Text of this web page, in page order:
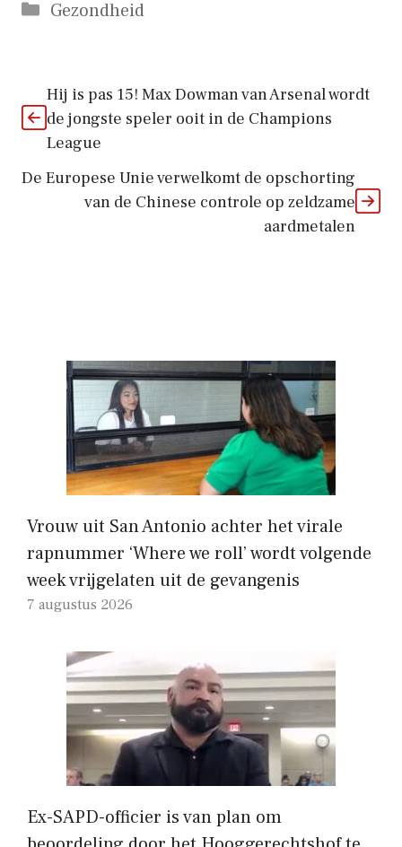
Categorieën
Gezondheid
Hij is pas 15! Max Dowman van Arsenal wordt
de jongste speler ooit in de Champions
League
De Europese Unie verwelkomt de opschorting
van de Chinese controle op zeldzame
aardmetalen
Vrouw uit San Antonio achter het virale
rapnummer ‘Where we roll’ wordt volgende
week vrijgelaten uit de gevangenis
7 augustus 2026
Ex-SAPD-officier is van plan om